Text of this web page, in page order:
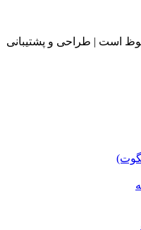
است | طراحی و پشتیبانی